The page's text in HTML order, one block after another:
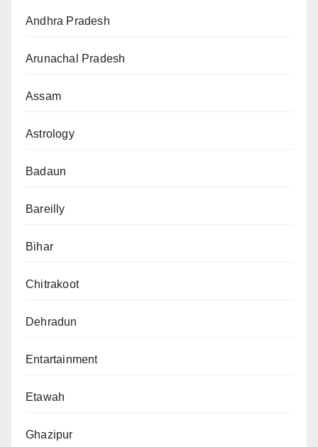
Andhra Pradesh
Arunachal Pradesh
Assam
Astrology
Badaun
Bareilly
Bihar
Chitrakoot
Dehradun
Entartainment
Etawah
Ghazipur